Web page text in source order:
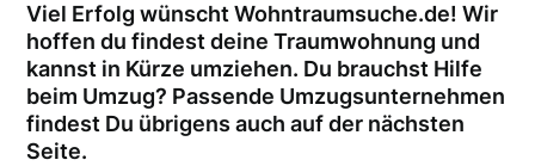
Viel Erfolg wünscht Wohntraumsuche.de! Wir
hoffen du findest deine Traumwohnung und
kannst in Kürze umziehen. Du brauchst Hilfe
beim Umzug? Passende Umzugsunternehmen
findest Du übrigens auch auf der nächsten
Seite.